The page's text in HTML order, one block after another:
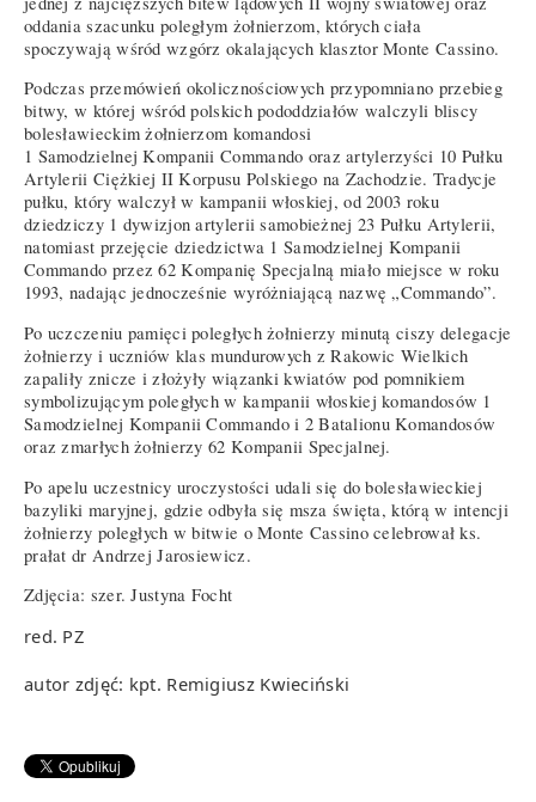
oddania szacunku poległym żołnierzom, których ciała
spoczywają wśród wzgórz okalających klasztor Monte Cassino.
Podczas przemówień okolicznościowych przypomniano przebieg
bitwy, w której wśród polskich pododdziałów walczyli bliscy
bolesławieckim żołnierzom komandosi
1 Samodzielnej Kompanii Commando oraz artylerzyści 10 Pułku
Artylerii Ciężkiej II Korpusu Polskiego na Zachodzie. Tradycje
pułku, który walczył w kampanii włoskiej, od 2003 roku
dziedziczy 1 dywizjon artylerii samobieżnej 23 Pułku Artylerii,
natomiast przejęcie dziedzictwa 1 Samodzielnej Kompanii
Commando przez 62 Kompanię Specjalną miało miejsce w roku
1993, nadając jednocześnie wyróżniającą nazwę „Commando”.
Po uczczeniu pamięci poległych żołnierzy minutą ciszy delegacje
żołnierzy i uczniów klas mundurowych z Rakowic Wielkich
zapaliły znicze i złożyły wiązanki kwiatów pod pomnikiem
symbolizującym poległych w kampanii włoskiej komandosów 1
Samodzielnej Kompanii Commando i 2 Batalionu Komandosów
oraz zmarłych żołnierzy 62 Kompanii Specjalnej.
Po apelu uczestnicy uroczystości udali się do bolesławieckiej
bazyliki maryjnej, gdzie odbyła się msza święta, którą w intencji
żołnierzy poległych w bitwie o Monte Cassino celebrował ks.
prałat dr Andrzej Jarosiewicz.
Zdjęcia: szer. Justyna Focht
red. PZ
autor zdjęć: kpt. Remigiusz Kwieciński